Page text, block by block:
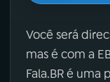
Você será
mas é com a
Fala.BR é